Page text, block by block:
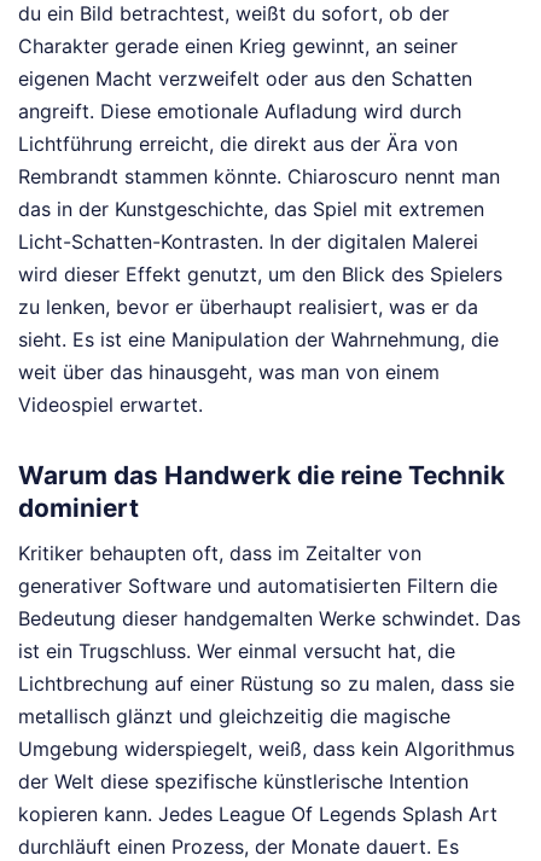
du ein Bild betrachtest, weißt du sofort, ob der
Charakter gerade einen Krieg gewinnt, an seiner
eigenen Macht verzweifelt oder aus den Schatten
angreift. Diese emotionale Aufladung wird durch
Lichtführung erreicht, die direkt aus der Ära von
Rembrandt stammen könnte. Chiaroscuro nennt man
das in der Kunstgeschichte, das Spiel mit extremen
Licht-Schatten-Kontrasten. In der digitalen Malerei
wird dieser Effekt genutzt, um den Blick des Spielers
zu lenken, bevor er überhaupt realisiert, was er da
sieht. Es ist eine Manipulation der Wahrnehmung, die
weit über das hinausgeht, was man von einem
Videospiel erwartet.
Warum das Handwerk die reine Technik
dominiert
Kritiker behaupten oft, dass im Zeitalter von
generativer Software und automatisierten Filtern die
Bedeutung dieser handgemalten Werke schwindet. Das
ist ein Trugschluss. Wer einmal versucht hat, die
Lichtbrechung auf einer Rüstung so zu malen, dass sie
metallisch glänzt und gleichzeitig die magische
Umgebung widerspiegelt, weiß, dass kein Algorithmus
der Welt diese spezifische künstlerische Intention
kopieren kann. Jedes League Of Legends Splash Art
durchläuft einen Prozess, der Monate dauert. Es